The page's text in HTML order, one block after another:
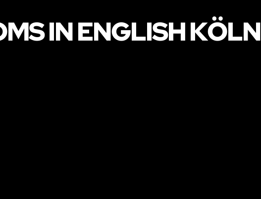
IN ENGLISH KÖLN